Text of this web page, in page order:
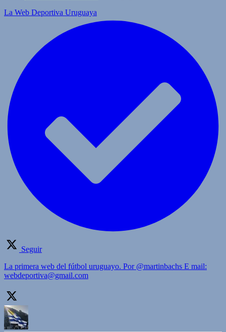
La Web Deportiva Uruguaya
Seguir
La primera web del fútbol uruguayo. Por @martinbachs E mail:
webdeportiva@gmail.com